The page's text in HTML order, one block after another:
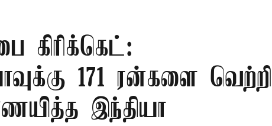
கிரிக்கெட்:
171 ரன்களை வெற்றி
இந்தியா